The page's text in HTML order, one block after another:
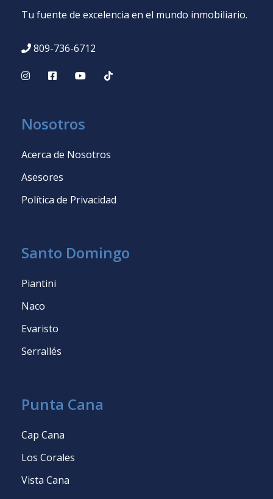
Tu fuente de excelencia en el mundo inmobiliario.
809-736-6712
Nosotros
Acerca de Nosotros
Asesores
Política de Privacidad
Santo Domingo
Piantini
Naco
Evaristo
Serrallés
Punta Cana
Cap Cana
Los Corales
Vista Cana